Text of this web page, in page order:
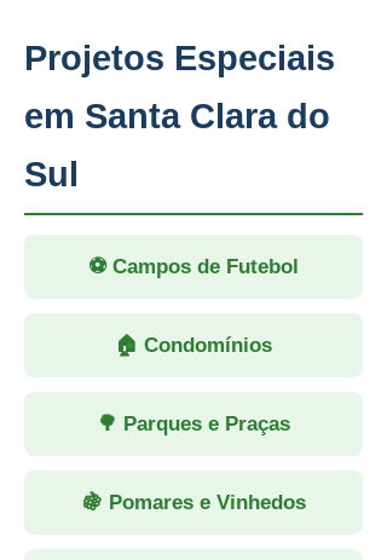
Projetos Especiais
em Santa Clara do
Sul
⚽ Campos de Futebol
🏠 Condomínios
🌳 Parques e Praças
🍇 Pomares e Vinhedos